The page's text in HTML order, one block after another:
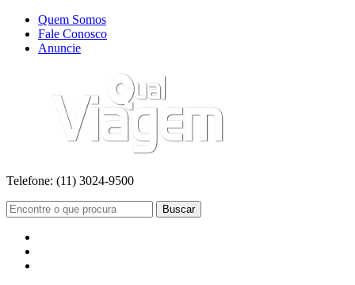
Quem Somos
Fale Conosco
Anuncie
Telefone: (11) 3024-9500
Buscar